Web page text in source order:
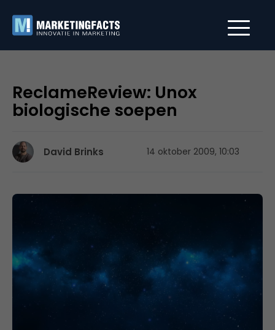
ReclameReview: Unox
biologische soepen
David Brinks 14 oktober 2009, 10:03